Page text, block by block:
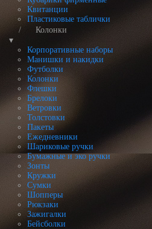
Квитанции
Пластиковые таблички
Колонки
▾
Корпоративные наборы
Манишки и накидки
Футболки
Колонки
Флешки
Брелоки
Ветровки
Толстовки
Пакеты
Ежедневники
Шариковые ручки
Бумажные и эко ручки
Зонты
Кружки
Сумки
Шопперы
Рюкзаки
Зажигалки
Бейсболки